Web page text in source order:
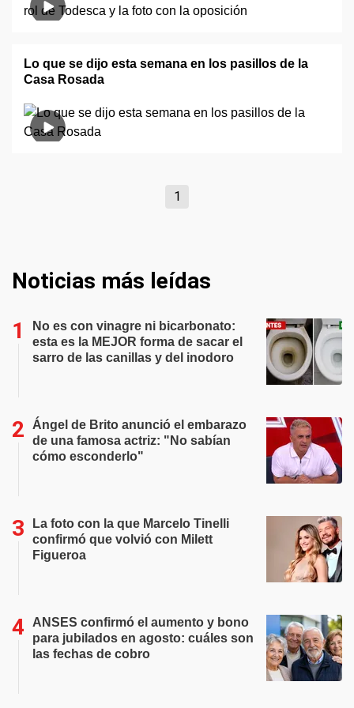
Lo que se dijo esta semana en los pasillos de la
Casa Rosada
1
Noticias más leídas
No es con vinagre ni bicarbonato:
esta es la MEJOR forma de sacar el
sarro de las canillas y del inodoro
Ángel de Brito anunció el embarazo
de una famosa actriz: "No sabían
cómo esconderlo"
La foto con la que Marcelo Tinelli
confirmó que volvió con Milett
Figueroa
ANSES confirmó el aumento y bono
para jubilados en agosto: cuáles son
las fechas de cobro